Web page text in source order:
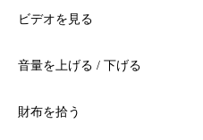
ビデオを見る
音量を上げる / 下げる
財布を拾う